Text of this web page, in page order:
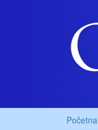
Početna